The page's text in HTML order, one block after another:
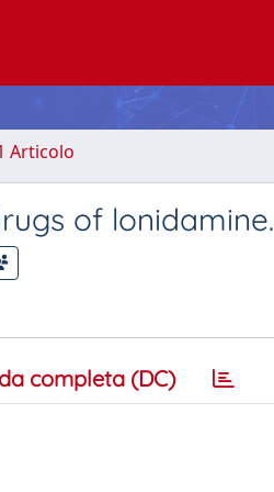
Articolo
of lonidamine.
completa (DC)